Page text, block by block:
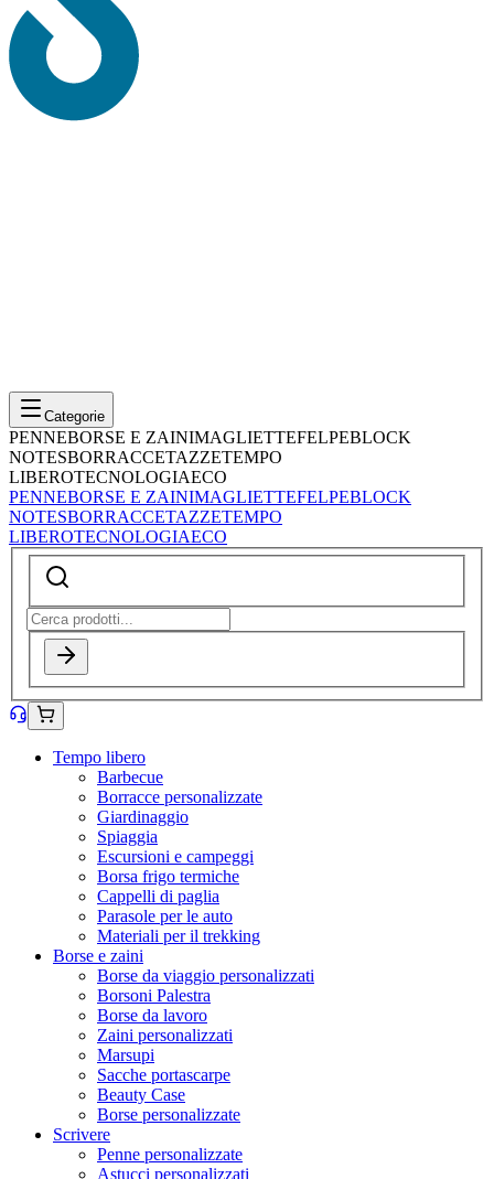
Categorie
PENNEBORSE E ZAINIMAGLIETTEFELPEBLOCK
NOTESBORRACCETAZZETEMPO
LIBEROTECNOLOGIAECO
PENNEBORSE E ZAINIMAGLIETTEFELPEBLOCK
NOTESBORRACCETAZZETEMPO
LIBEROTECNOLOGIAECO
Tempo libero
Barbecue
Borracce personalizzate
Giardinaggio
Spiaggia
Escursioni e campeggi
Borsa frigo termiche
Cappelli di paglia
Parasole per le auto
Materiali per il trekking
Borse e zaini
Borse da viaggio personalizzati
Borsoni Palestra
Borse da lavoro
Zaini personalizzati
Marsupi
Sacche portascarpe
Beauty Case
Borse personalizzate
Scrivere
Penne personalizzate
Astucci personalizzati